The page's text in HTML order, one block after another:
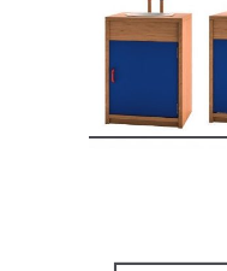
MOBILIER